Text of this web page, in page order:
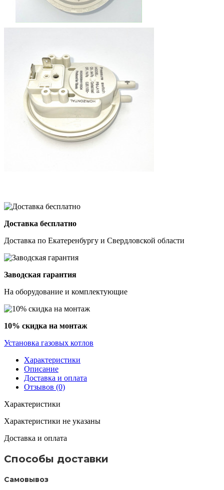
Доставка бесплатно
Доставка по Екатеренбургу и Свердловской области
Заводская гарантия
На оборудование и комплектующие
10% скидка на монтаж
Установка газовых котлов
Характеристики
Описание
Доставка и оплата
Отзывов (0)
Характеристики
Характеристики не указаны
Доставка и оплата
Способы доставки
Самовывоз